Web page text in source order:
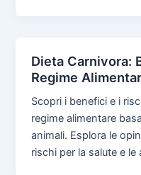
Dieta Carnivora:
Regime
Scopri i benefici e i
regime alimentare
animali. Esplora le
rischi per la salute e